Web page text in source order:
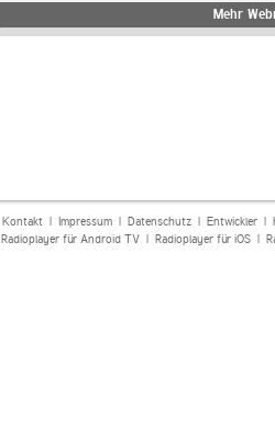
Mehr
Kontakt| Impressum| Datenschutz| Entwickler|
Radioplayer für Android TV| Radioplayer für iOS|